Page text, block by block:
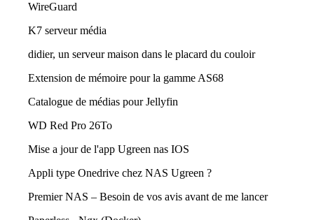
WireGuard
K7 serveur média
didier, un serveur maison dans le placard du couloir
Extension de mémoire pour la gamme AS68
Catalogue de médias pour Jellyfin
WD Red Pro 26To
Mise a jour de l'app Ugreen nas IOS
Appli type Onedrive chez NAS Ugreen ?
Premier NAS – Besoin de vos avis avant de me lancer